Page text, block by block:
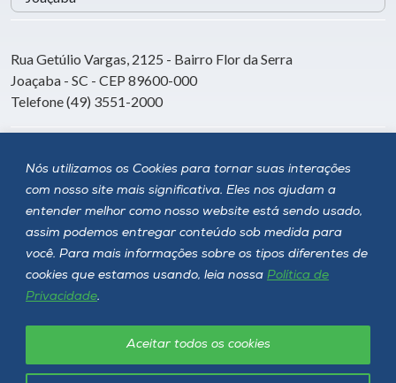
Nós utilizamos os Cookies para tornar suas interações
com nosso site mais significativa. Eles nos ajudam a
entender melhor como nosso website está sendo usado,
assim podemos entregar conteúdo sob medida para
você. Para mais informações sobre os tipos diferentes de
cookies que estamos usando, leia nossa Política de
Privacidade.
Aceitar todos os cookies
Rua Getúlio Vargas, 2125 - Bairro Flor da Serra
Joaçaba - SC - CEP 89600-000
Telefone (49) 3551-2000
Siga a Unoesc
Política de privacidade LGPD